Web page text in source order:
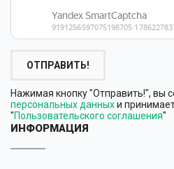
ОТПРАВИТЬ!
Нажимая кнопку "Отправить!", вы
персональных данныхи
"Пользовательского соглашения"
ИНФОРМАЦИЯ